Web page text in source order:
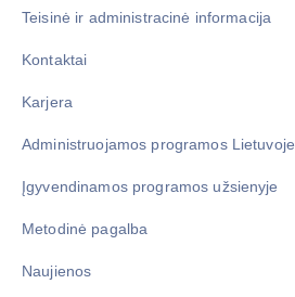
Teisinė ir administracinė informacija
Kontaktai
Karjera
Administruojamos programos Lietuvoje
Įgyvendinamos programos užsienyje
Metodinė pagalba
Naujienos